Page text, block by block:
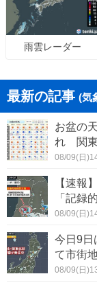
雨雲レーダー
最新の記事 (気
お盆の
れ 関東
08/09(日
【速報
「記録
08/09(日
今日9
て市街
08/09(日